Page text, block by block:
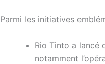
Parmi les initiatives
Rio Tinto a lancé
notamment